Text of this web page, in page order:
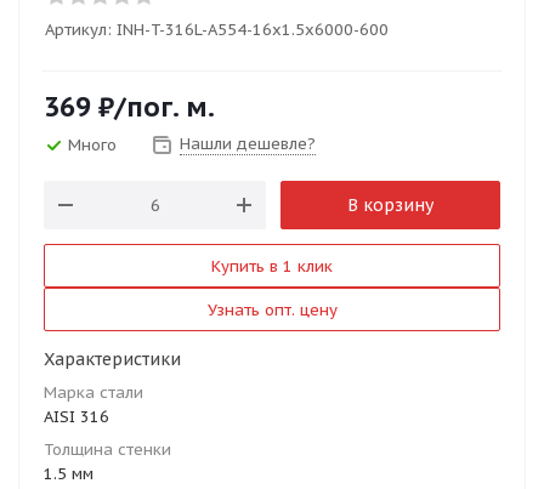
Артикул: INH-T-316L-A554-16x1.5x6000-600
369 ₽/пог. м.
Много Нашли дешевле?
В корзину
Купить в 1 клик
Узнать опт. цену
Характеристики
Марка стали
AISI 316
Толщина стенки
1.5 мм